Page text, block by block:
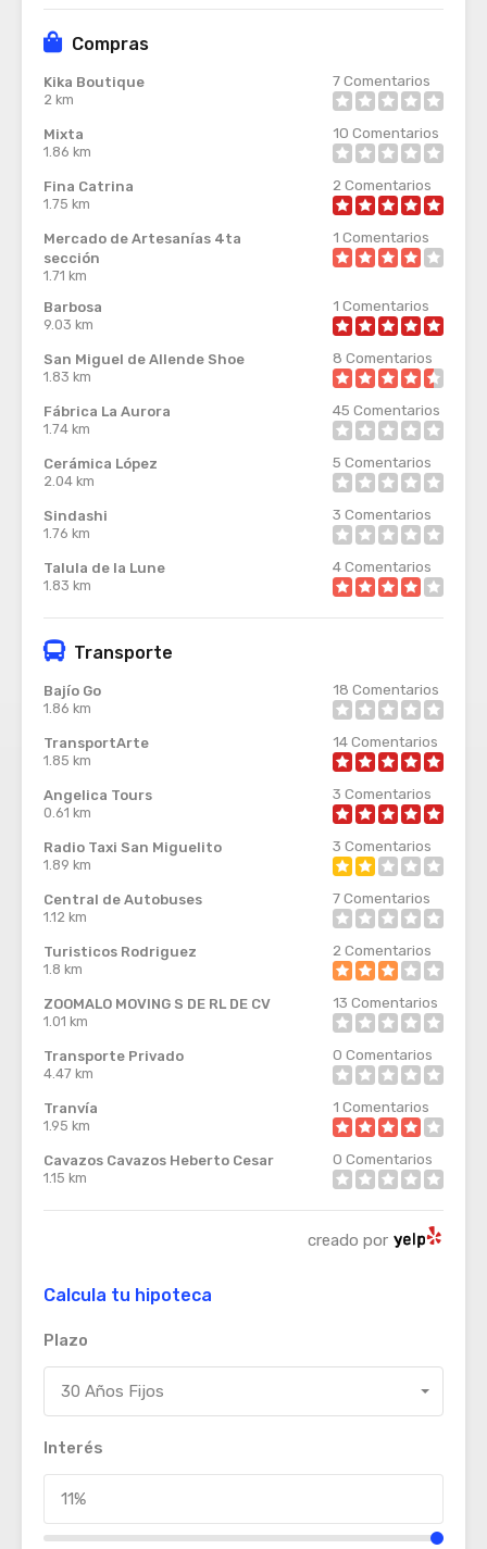
Compras
Kika Boutique
2 km
7Comentarios
Mixta
1.86 km
10 Comentarios
Fina Catrina
1.75 km
2 Comentarios
Mercado de Artesanías 4ta
sección
1.71 km
1 Comentarios
Barbosa
9.03 km
1 Comentarios
San Miguel de Allende Shoe
1.83 km
8 Comentarios
Fábrica La Aurora
1.74 km
45 Comentarios
Cerámica López
2.04 km
5 Comentarios
Sindashi
1.76 km
3 Comentarios
Talula de la Lune
1.83 km
4Comentarios
Transporte
Bajío Go
1.86 km
18 Comentarios
TransportArte
1.85 km
14Comentarios
Angelica Tours
0.61 km
3 Comentarios
Radio Taxi San Miguelito
1.89 km
3 Comentarios
Central de Autobuses
1.12 km
7Comentarios
Turisticos Rodriguez
1.8 km
2 Comentarios
ZOOMALO MOVING S DE RL DE CV
1.01 km
13 Comentarios
Transporte Privado
4.47 km
0 Comentarios
Tranvía
1.95 km
1 Comentarios
Cavazos Cavazos Heberto Cesar
1.15 km
0 Comentarios
creado por
Calcula tu hipoteca
Plazo
30 Años Fijos
Interés